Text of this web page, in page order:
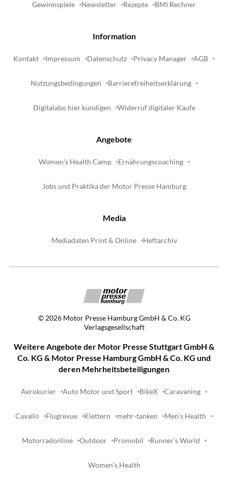
Gewinnspiele Newsletter Rezepte BMI Rechner
Information
Kontakt Impressum Datenschutz Privacy Manager AGB
Nutzungsbedingungen Barrierefreiheitserklärung
Digitalabo hier kündigen Widerruf digitaler Käufe
Angebote
Women's Health Camp Ernährungscoaching
Jobs und Praktika der Motor Presse Hamburg
Media
Mediadaten Print & Online Heftarchiv
© 2026 Motor Presse Hamburg GmbH & Co. KG
Verlagsgesellschaft
Weitere Angebote der Motor Presse Stuttgart GmbH &
Co. KG & Motor Presse Hamburg GmbH & Co. KG und
deren Mehrheitsbeteiligungen
Aerokurier Auto Motor und Sport BikeX Caravaning
Cavallo Flugrevue Klettern mehr-tanken Men's Health
Motorradonline Outdoor Promobil Runner's World
Women's Health